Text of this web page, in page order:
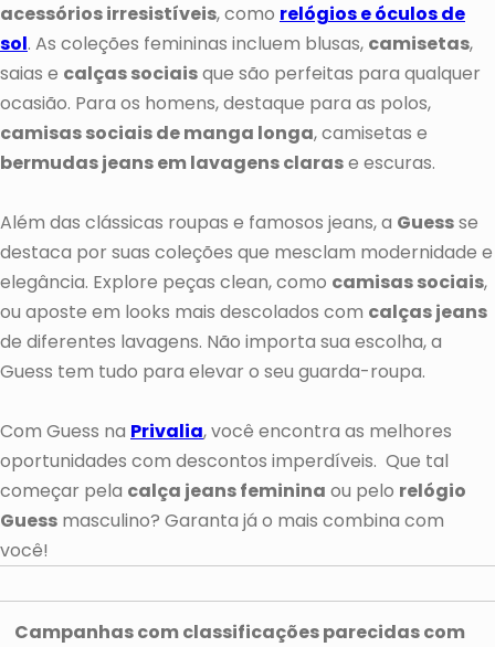
acessórios irresistíveis, como relógios e óculos de
sol. As coleções femininas incluem blusas, camisetas,
saias e calças sociaisque são perfeitas para qualquer
ocasião. Para os homens, destaque para as polos,
camisas sociais de manga longa, camisetas e
bermudas jeans em lavagens clarase escuras.
Além das clássicas roupas e famosos jeans, a Guessse
destaca por suas coleções que mesclam modernidade e
elegância. Explore peças clean, como camisas sociais,
ou aposte em looks mais descolados com calças jeans
de diferentes lavagens. Não importa sua escolha, a
Guess tem tudo para elevar o seu guarda-roupa.
Com Guess na Privalia, você encontra as melhores
oportunidades com descontos imperdíveis. Que tal
começar pela calça jeans feminina ou pelo relógio
Guess masculino? Garanta já o mais combina com
você!
Campanhas com classificações parecidas com